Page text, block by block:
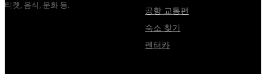
티켓, 음식, 문화 등.
공항 교통편
숙소 찾기
렌터카